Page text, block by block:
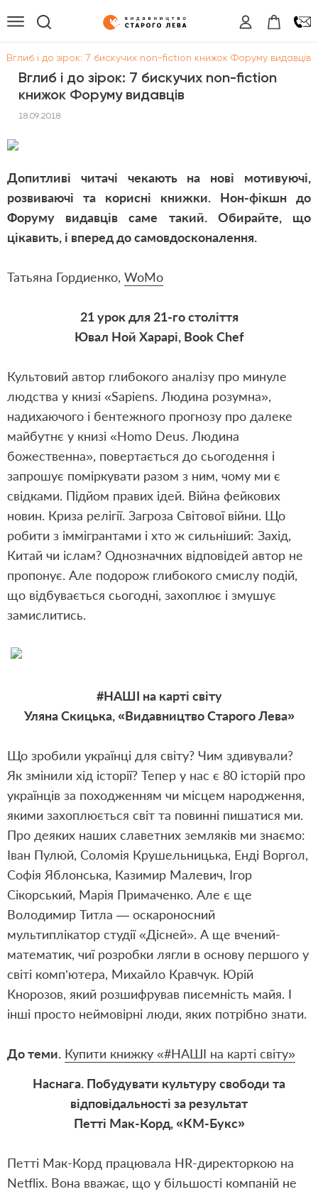
Вглиб і до зірок: 7 бискучих non-fiction книжок Форуму видавців
Вглиб і до зірок: 7 бискучих non-fiction
книжок Форуму видавців
18.09.2018
Допитливі читачі чекають на нові мотивуючі,
розвиваючі та корисні книжки. Нон-фікшн до
Форуму видавців саме такий. Обирайте, що
цікавить, і вперед до самовдосконалення.
Татьяна Гордиенко, WoMo
21 урок для 21-го століття
Ювал Ной Харарі, Book Chef
Культовий автор глибокого аналізу про минуле
людства у книзі «Sapiens. Людина розумна»,
надихаючого і бентежного прогнозу про далеке
майбутнє у книзі «Homo Deus. Людина
божественна», повертається до сьогодення і
запрошує поміркувати разом з ним, чому ми є
свідками. Підйом правих ідей. Війна фейкових
новин. Криза релігії. Загроза Світової війни. Що
робити з іммігрантами і хто ж сильніший: Захід,
Китай чи іслам? Однозначних відповідей автор не
пропонує. Але подорож глибокого смислу подій,
що відбувається сьогодні, захоплює і змушує
замислитись.
#НАШІ на карті світу
Уляна Скицька, «Видавництво Старого Лева»
Що зробили українці для світу? Чим здивували?
Як змінили хід історії? Тепер у нас є 80 історій про
українців за походженням чи місцем народження,
якими захоплюється світ та повинні пишатися ми.
Про деяких наших славетних земляків ми знаємо:
Іван Пулюй, Соломія Крушельницька, Енді Воргол,
Софія Яблонська, Казимир Малевич, Ігор
Сікорський, Марія Примаченко. Але є ще
Володимир Титла — оскароносний
мультиплікатор студії «Дісней». А ще вчений-
математик, чиї розробки лягли в основу першого у
світі комп’ютера, Михайло Кравчук. Юрій
Кнорозов, який розшифрував писемність майя. І
інші просто неймовірні люди, яких потрібно знати.
До теми. Купити книжку «#НАШІ на карті світу»
Наснага. Побудувати культуру свободи та
відповідальності за результат
Петті Мак-Корд, «КМ-Букс»
Петті Мак-Корд працювала HR-директоркою на
Netflix. Вона вважає, що у більшості компаній не